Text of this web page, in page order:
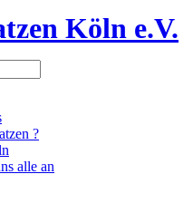
Köln e.V.
?
alle an